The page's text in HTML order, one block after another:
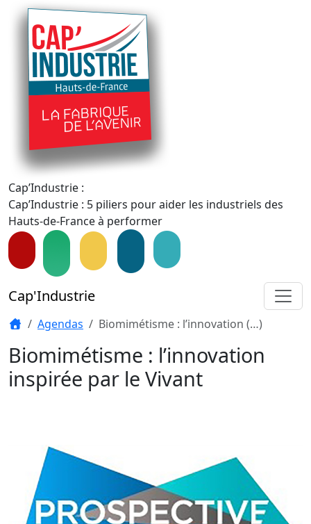
Cap’Industrie :
Cap’Industrie : 5 piliers pour aider les industriels des
Hauts-de-France à performer
Cap'Industrie
Agendas Biomimétisme : l’innovation (…)
Biomimétisme : l’innovation
inspirée par le Vivant